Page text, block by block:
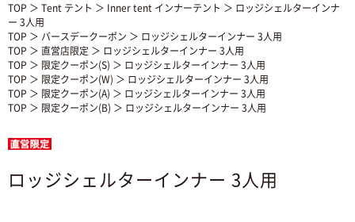
TOP ＞ Tent テント ＞ Inner tent インナーテント ＞ ロッジシェルターインナ
ー 3人用
TOP ＞ バースデークーポン ＞ ロッジシェルターインナー 3人用
TOP ＞ 直営店限定 ＞ ロッジシェルターインナー 3人用
TOP ＞ 限定クーポン(S) ＞ ロッジシェルターインナー 3人用
TOP ＞ 限定クーポン(W) ＞ ロッジシェルターインナー 3人用
TOP ＞ 限定クーポン(A) ＞ ロッジシェルターインナー 3人用
TOP ＞ 限定クーポン(B) ＞ ロッジシェルターインナー 3人用
ロッジシェルターインナー 3人用